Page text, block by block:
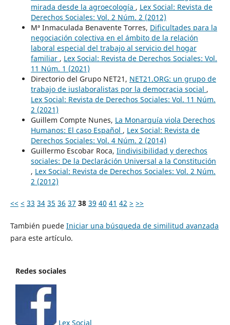
mirada desde la agroecología , Lex Social: Revista de
Derechos Sociales: Vol. 2 Núm. 2 (2012)
Mª Inmaculada Benavente Torres, Dificultades para la
negociación colectiva en el ámbito de la relación
laboral especial del trabajo al servicio del hogar
familiar , Lex Social: Revista de Derechos Sociales: Vol.
11 Núm. 1 (2021)
Directorio del Grupo NET21, NET21.ORG: un grupo de
trabajo de iuslaboralistas por la democracia social ,
Lex Social: Revista de Derechos Sociales: Vol. 11 Núm.
2 (2021)
Guillem Compte Nunes, La Monarquía viola Derechos
Humanos: El caso Español , Lex Social: Revista de
Derechos Sociales: Vol. 4 Núm. 2 (2014)
Guillermo Escobar Roca, Iindivisibilidad y derechos
sociales: De la Declaráción Universal a la Constitución
, Lex Social: Revista de Derechos Sociales: Vol. 2 Núm.
2 (2012)
<< < 33 34 35 36 37 38 39 40 41 42 > >>
También puede Iniciar una búsqueda de similitud avanzada
para este artículo.
Redes sociales
Lex Social